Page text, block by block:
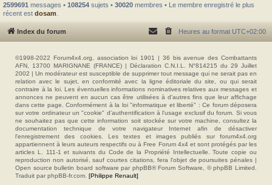
2599691 messages • 108254 sujets • 30020 membres • Le membre enregistré le plus
récent est dosam
Index du forum Heures au format UTC+02:00
©1998-2022 Forum4x4.org, association loi 1901 | 36 bis avenue des Combattants
AFN, 13700 MARIGNANE (FRANCE) | Déclaration C.N.I.L. N°814215 du 29 Juillet
2002 | Un modérateur est susceptible de supprimer tout message qui ne serait pas en
relation avec le sujet, en conformité avec la ligne éditoriale du site, ou qui serait
contraire à la loi. Les éventuelles informations nominatives relatives aux messages et
annonces ne peuvent en aucun cas être utilisées à d'autres fins que leur affichage
dans cette page. Conformément à la loi "informatique et liberté" : Ce forum déposera
sur votre ordinateur un "cookie" d’authentification à l'usage exclusif du forum. Si vous
ne souhaitez pas que cette information soit stockée sur votre machine, consultez la
documentation technique de votre navigateur Internet afin de désactiver
l'enregistrement des cookies. Les textes et images publiés sur forum4x4.org
appartiennent à leurs auteurs respectifs ou à Free Forum 4x4 et sont protégés par les
articles L. 111-1 et suivants du Code de la Propriété Intellectuelle. Toute copie ou
reproduction non autorisé, sauf courtes citations, fera l'objet de poursuites pénales |
Open source bulletin board software par phpBB® Forum Software, © phpBB Limited.
Traduit par phpBB-fr.com. [Philippe Renault]